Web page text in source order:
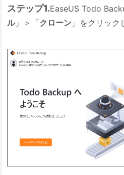
ステップ1.EaseUS Todo
ル」＞「クローン 」をクリック